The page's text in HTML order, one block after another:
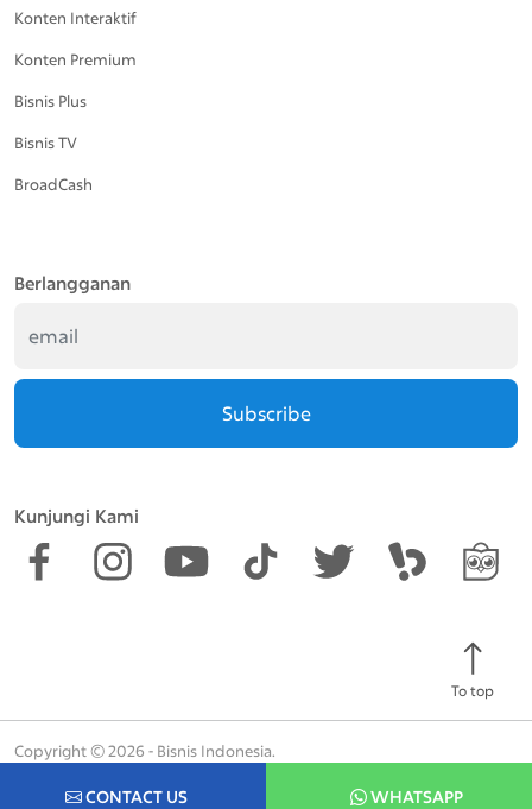
CONTACT US WHATSAPP
Konten Interaktif
Konten Premium
Bisnis Plus
Bisnis TV
BroadCash
Berlangganan
Subscribe
Kunjungi Kami
To top
Copyright © 2026 - Bisnis Indonesia.
Contact Us Career